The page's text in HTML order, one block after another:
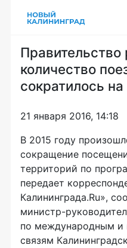
Правительство
количество
сократилось на
21 января 2016, 14:18
В 2015 году
сокращение
территорий по
передает
Калининграда.Ru»,
министр-
по международным и
связям